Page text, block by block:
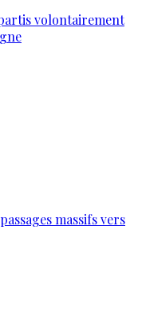
volontairement
massifs vers